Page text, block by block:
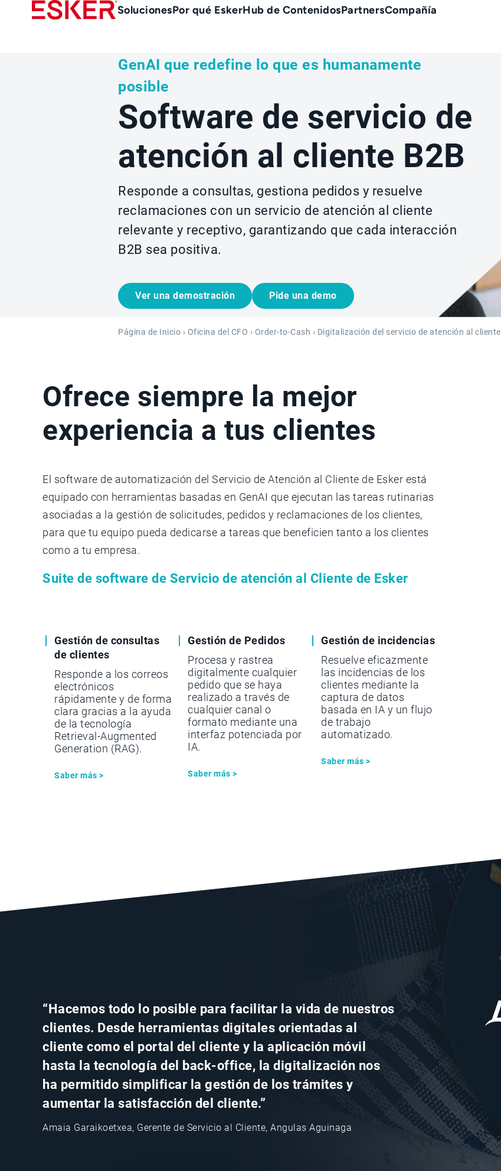
Main
SolucionesPor qué EskerHub de ContenidosPartnersCompañía
GenAI que redefine lo que es humanamente
posible
Software de servicio de
atención al cliente B2B
Responde a consultas, gestiona pedidos y resuelve
reclamaciones con un servicio de atención al cliente
relevante y receptivo, garantizando que cada interacción
B2B sea positiva.
Ver una demostración Pide una demo
Página de Inicio › Oficina del CFO › Order-to-Cash › Digitalización del servicio de atención al cliente
Ofrece siempre la mejor
experiencia a tus clientes
El software de automatización del Servicio de Atención al Cliente de Esker está
equipado con herramientas basadas en GenAI que ejecutan las tareas rutinarias
asociadas a la gestión de solicitudes, pedidos y reclamaciones de los clientes,
para que tu equipo pueda dedicarse a tareas que beneficien tanto a los clientes
como a tu empresa.
Suite de software de Servicio de atención al Cliente de Esker
Gestión de consultas
de clientes
Responde a los correos
electrónicos
rápidamente y de forma
clara gracias a la ayuda
de la tecnología
Retrieval-Augmented
Generation (RAG).
Saber más >
Gestión de Pedidos
Procesa y rastrea
digitalmente cualquier
pedido que se haya
realizado a través de
cualquier canal o
formato mediante una
interfaz potenciada por
IA.
Saber más >
Gestión de incidencias
Resuelve eficazmente
las incidencias de los
clientes mediante la
captura de datos
basada en IA y un flujo
de trabajo
automatizado.
Saber más >
“Hacemos todo lo posible para facilitar la vida de nuestros
clientes. Desde herramientas digitales orientadas al
cliente como el portal del cliente y la aplicación móvil
hasta la tecnología del back-office, la digitalización nos
ha permitido simplificar la gestión de los trámites y
aumentar la satisfacción del cliente.”
Amaia Garaikoetxea, Gerente de Servicio al Cliente, Angulas Aguinaga